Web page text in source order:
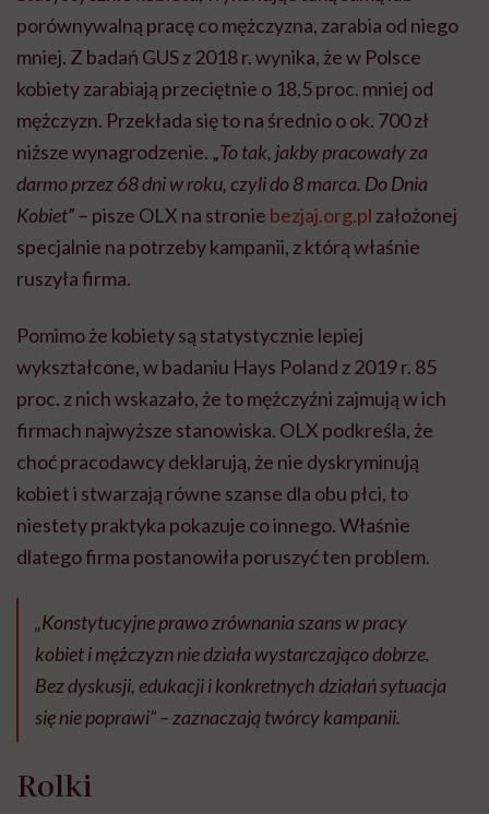
porównywalną pracę co mężczyzna, zarabia od niego
mniej. Z badań GUS z 2018 r. wynika, że w Polsce
kobiety zarabiają przeciętnie o 18,5 proc. mniej od
mężczyzn. Przekłada się to na średnio o ok. 700 zł
niższe wynagrodzenie. „To tak, jakby pracowały za
darmo przez 68 dni w roku, czyli do 8 marca. Do Dnia
Kobiet” – pisze OLX na stronie bezjaj.org.pl założonej
specjalnie na potrzeby kampanii, z którą właśnie
ruszyła firma.
Pomimo że kobiety są statystycznie lepiej
wykształcone, w badaniu Hays Poland z 2019 r. 85
proc. z nich wskazało, że to mężczyźni zajmują w ich
firmach najwyższe stanowiska. OLX podkreśla, że
choć pracodawcy deklarują, że nie dyskryminują
kobiet i stwarzają równe szanse dla obu płci, to
niestety praktyka pokazuje co innego. Właśnie
dlatego firma postanowiła poruszyć ten problem.
„Konstytucyjne prawo zrównania szans w pracy
kobiet i mężczyzn nie działa wystarczająco dobrze.
Bez dyskusji, edukacji i konkretnych działań sytuacja
się nie poprawi” – zaznaczają twórcy kampanii.
Rolki